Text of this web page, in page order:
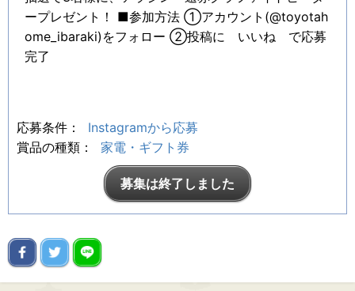
ープレゼント！ ■参加方法⁣ ①アカウント(@toyotah
ome_ibaraki)をフォロー ②投稿に いいね で応募
完了
応募条件：
Instagramから応募
賞品の種類：
家電・ギフト券
募集は終了しました